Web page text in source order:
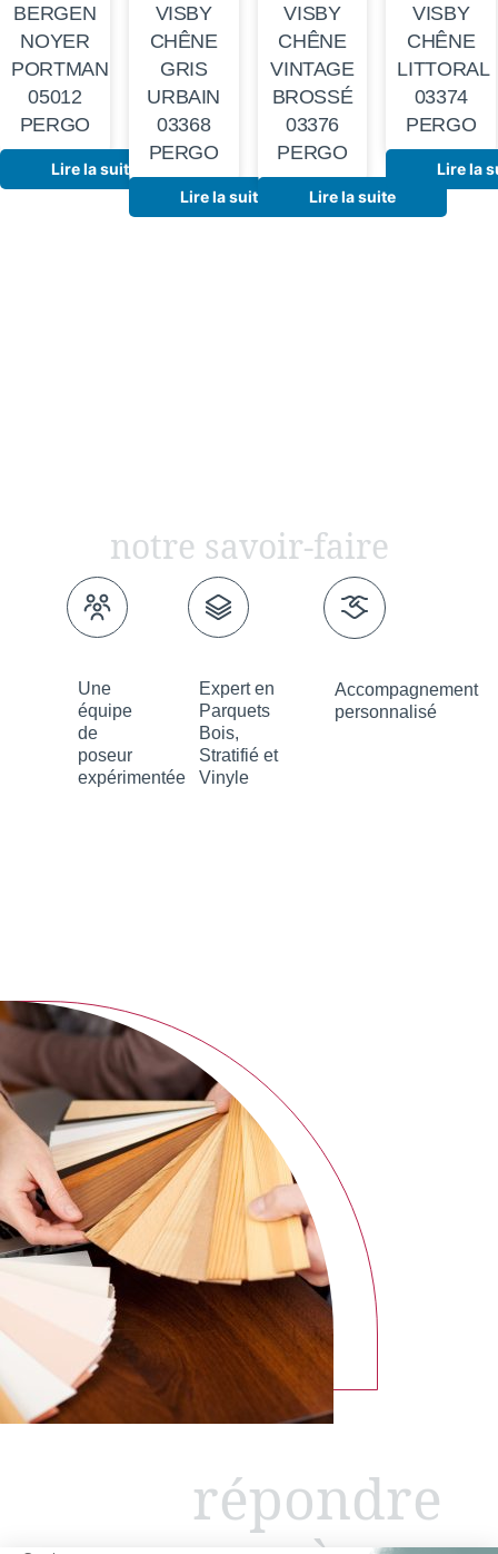
BERGEN
NOYER
PORTMAN
05012
PERGO
Lire la suite
VISBY
CHÊNE
GRIS
URBAIN
03368
PERGO
Lire la suite
VISBY
CHÊNE
VINTAGE
BROSSÉ
03376
PERGO
Lire la suite
VISBY
CHÊNE
LITTORAL
03374
PERGO
Lire la
notre savoir-faire
Une
équipe
de
poseur
expérimentée
Expert en
Parquets
Bois,
Stratifié et
Vinyle
Accompagnement
personnalisé
répondre